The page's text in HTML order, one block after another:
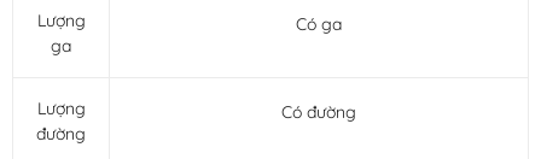
Lượng
ga
Có ga
Lượng
đường
Có đường